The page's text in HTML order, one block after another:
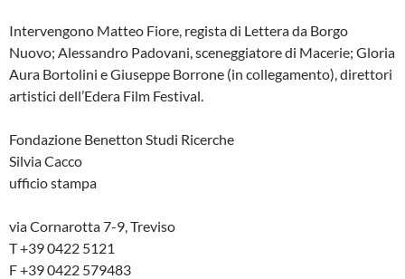
Intervengono Matteo Fiore, regista di Lettera da Borgo
Nuovo; Alessandro Padovani, sceneggiatore di Macerie; Gloria
Aura Bortolini e Giuseppe Borrone (in collegamento), direttori
artistici dell’Edera Film Festival.
Fondazione Benetton Studi Ricerche
Silvia Cacco
ufficio stampa
via Cornarotta 7-9, Treviso
T +39 0422 5121
F +39 0422 579483